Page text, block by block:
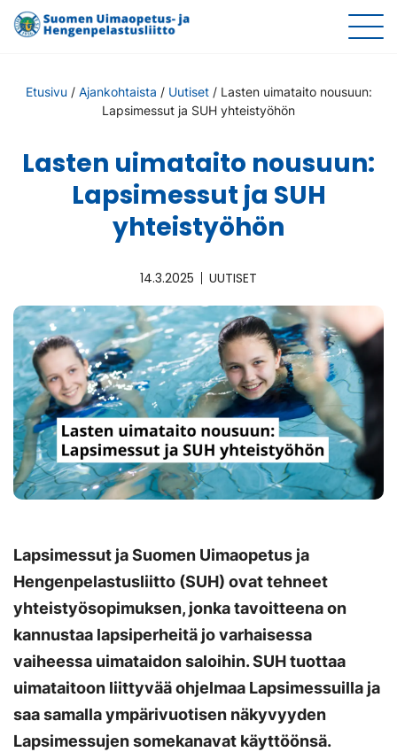
Etusivu / Ajankohtaista / Uutiset/ Lasten uimataito nousuun:
Lapsimessut ja SUH yhteistyöhön
Lasten uimataito nousuun:
Lapsimessut ja SUH
yhteistyöhön
14.3.2025 UUTISET
Lapsimessut ja Suomen Uimaopetus ja
Hengenpelastusliitto (SUH) ovat tehneet
yhteistyösopimuksen, jonka tavoitteena on
kannustaa lapsiperheitä jo varhaisessa
vaiheessa uimataidon saloihin. SUH tuottaa
uimataitoon liittyvää ohjelmaa Lapsimessuilla ja
saa samalla ympärivuotisen näkyvyyden
Lapsimessujen somekanavat käyttöönsä.